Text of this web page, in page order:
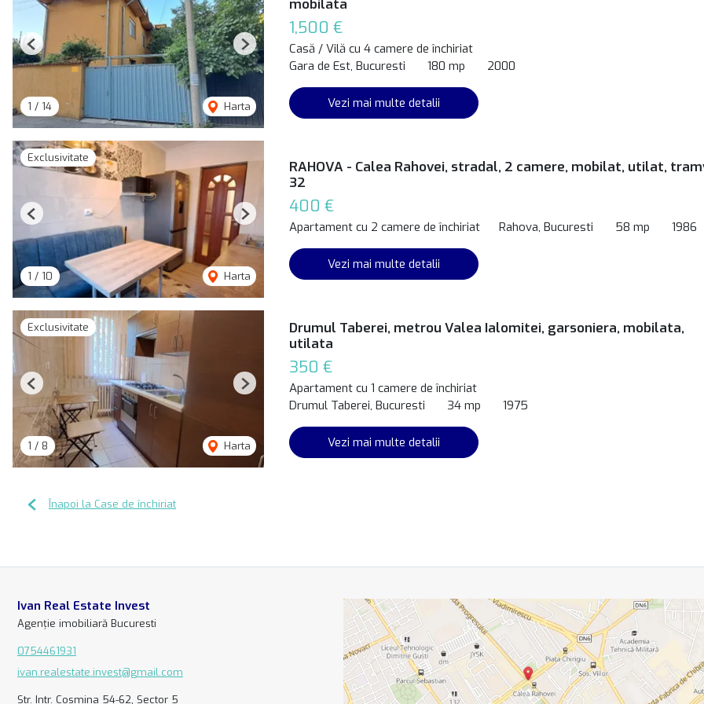
1 / 14 Harta
Previous Next
mobilata
1,500 €
Casă / Vilă cu 4 camere de închiriat
Gara de Est, Bucuresti
180 mp 2000
Vezi mai multe detalii
Exclusivitate
1 / 10 Harta
Previous Next
RAHOVA - Calea Rahovei, stradal, 2 camere, mobilat, utilat,
32
400 €
Apartament cu 2 camere de închiriat Rahova, Bucuresti 58 mp 1986
Vezi mai multe detalii
Exclusivitate
1 / 8 Harta
Previous Next
Drumul Taberei, metrou Valea Ialomitei, garsoniera, mobilata,
utilata
350 €
Apartament cu 1 camere de închiriat
Drumul Taberei, Bucuresti
34 mp 1975
Vezi mai multe detalii
Înapoi la Case de închiriat
Ivan Real Estate Invest
Agenție imobiliară Bucuresti
0754461931
ivan.realestate.invest@gmail.com
Str. Intr. Cosmina 54-62, Sector 5